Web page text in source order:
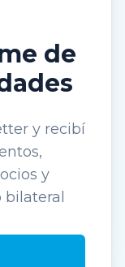
de
y recibí
y